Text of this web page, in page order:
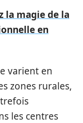
la magie de la
en
varient en
zones rurales,
les centres